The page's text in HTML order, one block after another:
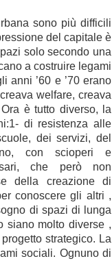
sono più difficili
del capitale è
solo secondo una
a costruire legami
anni ’60 e ’70 erano
welfare, creava
è tutto diverso, la
di resistenza alle
dei servizi, del
con scioperi e
che però non
della creazione di
conoscere gli altri ,
di spazi di lunga
siano molto diverse ,
strategico. La
sociali. Ognuno di